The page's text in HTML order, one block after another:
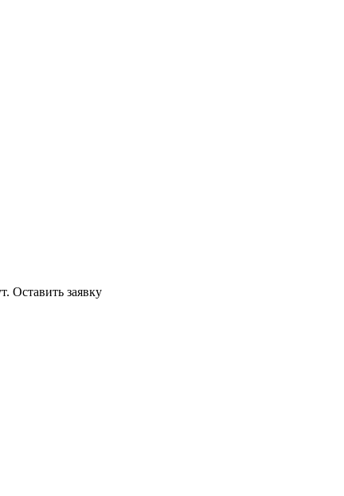
Оставить заявку